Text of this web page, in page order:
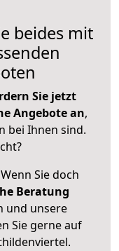
beides mit
Sie jetzt
Angebote an,
bei Ihnen sind.
Sie doch
Beratung
und unsere
Sie gerne auf